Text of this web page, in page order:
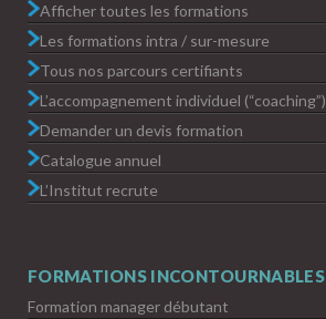
Afficher toutes les formations
Les formations intra / sur-mesure
Tous nos parcours certifiants
L’accompagnement individuel (“coaching”)
Demander un devis formation
Catalogue annuel
L’Institut recrute
FORMATIONS INCONTOURNABLES
Formation manager débutant